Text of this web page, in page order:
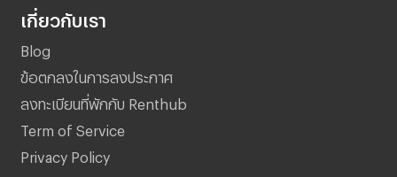
เกี่ยวกับเรา
Blog
ข้อตกลงในการลงประกาศ
ลงทะเบียนที่พักกับ Renthub
Term of Service
Privacy Policy